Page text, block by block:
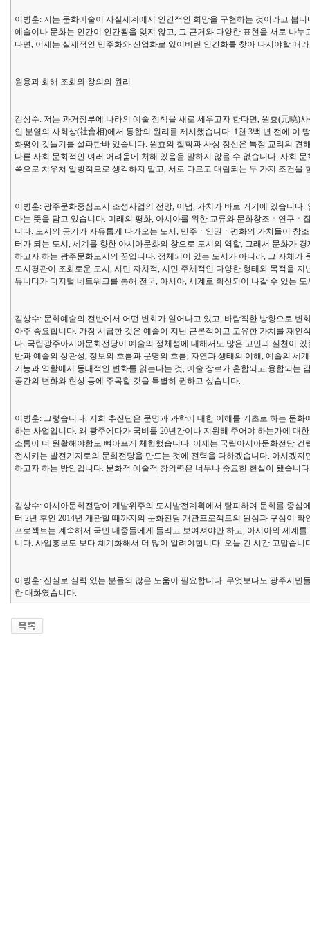
이병훈: 저는 문화예술이 사실세계에서 인간적인 희망을 구현하는 것이라고 봅
예술이나 문화는 인간이 인간됨을 잊지 않고, 그 근거와 다양한 표현을 서로 나
다면, 이제는 실제적인 민주화와 산업화로 잃어버린 인간화를 찾아 나서야할 때
원융과 화해 조화와 창의의 원리
김상수: 저는 과거정부에 나라의 예술 정책을 새로 세우고자 한다면, 원효(元曉)
인 분열의 사회상(社會相)에서 통합의 원리를 제시했습니다. 1천 3백 년 전에 이
화평이 깃들기를 설파한바 있습니다. 원효의 철학과 사상 정신은 특정 교리의
다른 사회 문화적인 여러 어려움에 처해 있음을 말하지 않을 수 없습니다. 사회
쪽으로 치우쳐 일방적으로 생각하지 말고, 서로 다르고 대립되는 두 가지 조건
이병훈: 광주문화중심도시 조성사업의 전망, 이념, 가치가 바로 거기에 있습니
다는 뜻을 담고 있습니다. 미래의 평화, 아시아를 위한 교류와 문화창조ㆍ연구
니다. 도시의 공기가 자유롭게 다가오는 도시, 민주ㆍ인권ㆍ평화의 가치들이 창
터가 되는 도시, 세계를 향한 아시아문화의 창으로 도시의 역할, 그래서 문화가
하고자 하는 광주문화도시의 꿈입니다. 정체되어 있는 도시가 아니라, 그 자체
도시경관이 조화로운 도시, 시민 자치적, 시민 주체적인 다양한 형태와 목적을
뮤니티가 디지털 네트워크를 통해 전국, 아시아, 세계로 확산되어 나갈 수 있는 도
김상수: 문화예술의 전반에서 어떤 변화가 일어나고 있고, 바람직한 방향으로
아주 중요합니다. 가장 시급한 것은 예술이 지닌 근본적이고 고유한 가치를 재
다. 국립광주아시아문화전당이 예술의 정체성에 대해서도 많은 고민과 실천이
반과 예술의 상관성, 정보의 흐름과 문명의 흐름, 자연과 생태의 이해, 예술의
기능과 역할에서 동태적인 변화를 읽는다는 것, 예술 장르가 혼합되고 융합되는
공간의 변화와 현상 등에 주목할 것을 특별히 권하고 싶습니다.
이병훈: 그렇습니다. 저희 추진단은 문명과 과학에 대한 이해를 기초로 하는 문
하는 사업입니다. 왜 광주에다가 국비를 20년간이나 지원해 주어야 하는가에 대
소통이 더 원활해야함도 뼈아프게 체험했습니다. 이제는 국립아시아문화전당
전시키는 발전기지로의 문화전당을 만드는 것에 전력을 다하겠습니다. 아시겠
하고자 하는 방안입니다. 문화적 예술적 창의력은 너무나 중요한 현실이 됐습니
김상수: 아시아문화전당이 개발위주의 도시발전계획에서 탈피하여 문화를 중
터 2년 후인 2014년 개관할 때까지의 문화전당 개관프로젝트의 원심과 구심이
프로젝트는 계속해서 국민 대중들에게 들리고 보여져야만 하고, 아시아와 세계
니다. 사업홍보도 보다 체계화해서 더 많이 알려야합니다. 오늘 긴 시간 고맙습니
이병훈: 진실로 실력 있는 분들의 많은 도움이 필요합니다. 무엇보다도 광주시
한 대화였습니다.